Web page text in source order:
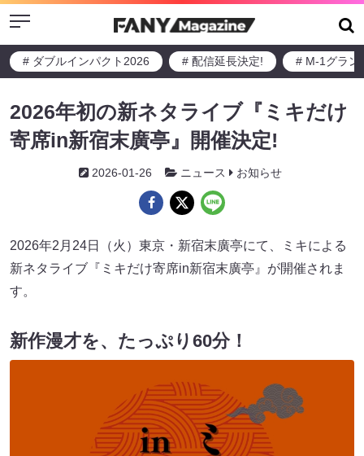
Menu
# ダブルインパクト2026 # 配信延長決定! # M-1グラン
2026年初の新ネタライブ『ミキだけ
寄席in新宿末廣亭』開催決定!
2026-01-26 ニュース お知らせ
2026年2月24日（火）東京・新宿末廣亭にて、ミキによる
新ネタライブ『ミキだけ寄席in新宿末廣亭』が開催されま
す。
新作漫才を、たっぷり60分！